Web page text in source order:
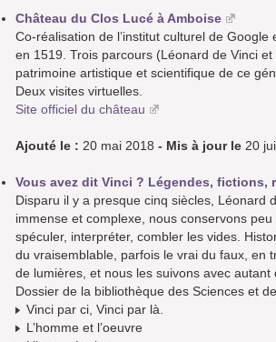
Château du Clos Lucé à Amboise
Co-réalisation de l’institut culturel de
en 1519. Trois parcours (Léonard de Vinci
patrimoine artistique et scientifique de ce
Deux visites virtuelles.
Site officiel du château
Ajouté le : 20 mai 2018 - Mis à jour le 20
Vous avez dit Vinci ? Légendes, fictions,
Disparu il y a presque cinq siècles, Léonard
immense et complexe, nous conservons
spéculer, interpréter, combler les vides.
du vraisemblable, parfois le vrai du faux, en
de lumières, et nous les suivons avec
Dossier de la bibliothèque des Sciences et
Vinci par ci, Vinci par là.
L’homme et l’oeuvre